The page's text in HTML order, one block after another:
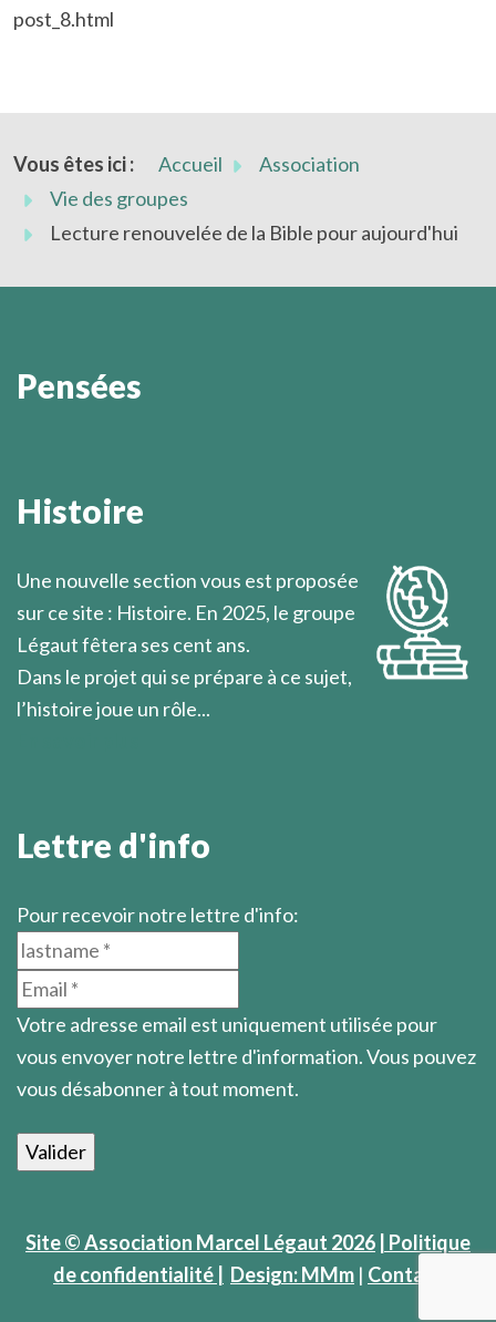
post_8.html
Vous êtes ici : Accueil
Association
Vie des groupes
Lecture renouvelée de la Bible pour aujourd'hui
Pensées
Marcel Légaut
Histoire
Une nouvelle section vous est proposée
sur ce site : Histoire. En 2025, le groupe
Légaut fêtera ses cent ans.
Dans le projet qui se prépare à ce sujet,
l’histoire joue un rôle...
Lettre d'info
Pour recevoir notre lettre d'info:
Votre adresse email est uniquement utilisée pour
vous envoyer notre lettre d'information. Vous pouvez
vous désabonner à tout moment.
Site © Association Marcel Légaut 2026 | Politique
de confidentialité |
Design: MMm | Contact